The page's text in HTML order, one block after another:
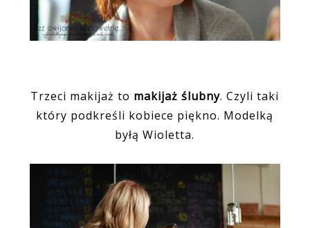
Trzeci makijaż to makijaż ślubny. Czyli taki
który podkreśli kobiece piękno. Modelką
byłą Wioletta.